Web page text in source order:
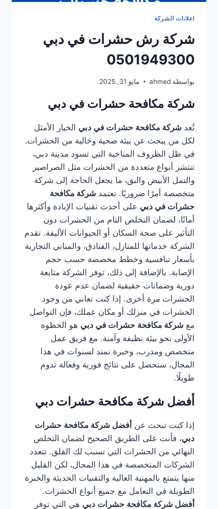
اعلانات الشركة
شركة رش حشرات في دبي
0501949300
بواسطة ahmed مايو 31, 2025
شركة مكافحة حشرات في دبي
تُعد شركة مكافحة حشرات في دبي الخيار الأمثل
لكل من يبحث عن بيئة صحية وخالية من الحشرات.
في ظل الظروف المناخية التي تسود مدينة دبي،
تنتشر أنواع متعددة من الحشرات مثل الصراصير
والنمل الأبيض والبق، ما يجعل الحاجة إلى شركة
متخصصة أمرًا ضروريًا. تعتمد شركة مكافحة
حشرات في دبي على أحدث تقنيات الإبادة وأكثرها
أمانًا، لضمان التخلص التام من الحشرات دون
التأثير على صحة السكان أو الحيوانات الأليفة. تقدم
الشركة خدماتها للمنازل، الفنادق، والمباني التجارية
بأسعار تنافسية وخطط مخصصة حسب حجم
الإصابة. بالإضافة إلى ذلك، توفر الشركة متابعة
دورية وضمانات حقيقية لضمان عدم عودة
الحشرات مرة أخرى. إذا كنت تعاني من وجود
الحشرات في منزلك أو مكان عملك، فإن التواصل
مع شركة مكافحة حشرات في دبي هو الخطوة
الأولى نحو بيئة نظيفة وآمنة. مع فريق عمل
متخصص ومدرب، وخبرة تمتد لسنوات في هذا
المجال، ستحصل على نتائج فورية وفعالة تدوم
طويلًا.
أفضل شركة مكافحة حشرات دبي
إذا كنت تبحث عن أفضل شركة مكافحة حشرات
دبي، فأنت على الطريق الصحيح لضمان التخلص
النهائي من الحشرات التي تسبب لك القلق. تتعدد
الشركات المتخصصة في هذا المجال، لكن القليل
منها يتمتع بالمهنية العالية والتقنيات الحديثة والخبرة
الطويلة في التعامل مع جميع أنواع الحشرات.
أفضل شركة مكافحة حشرات دبي هي التي توفر